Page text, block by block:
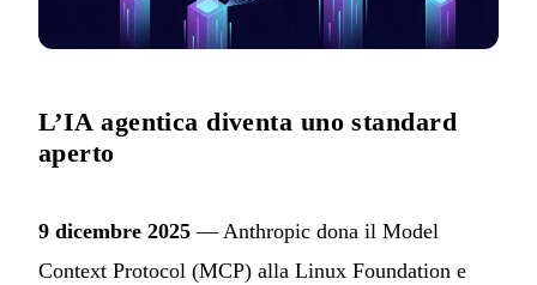
L’IA agentica diventa uno standard
aperto
9 dicembre 2025 — Anthropic dona il Model
Context Protocol (MCP) alla Linux Foundation e